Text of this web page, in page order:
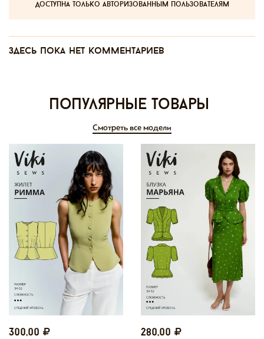
доступна только авторизованным пользователям
Здесь пока нет комментариев
Популярные товары
Смотреть все модели
300,00 280,00